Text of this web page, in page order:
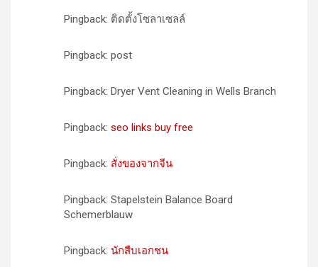
Pingback: ติดตั้งโซลาเซลล์
Pingback: post
Pingback: Dryer Vent Cleaning in Wells Branch
Pingback: seo links buy free
Pingback: สั่งของจากจีน
Pingback: Stapelstein Balance Board
Schemerblauw
Pingback: นักสืบเอกชน